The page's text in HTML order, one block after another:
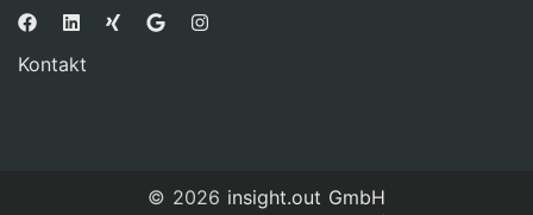
Kontakt
© 2026 insight.out GmbH